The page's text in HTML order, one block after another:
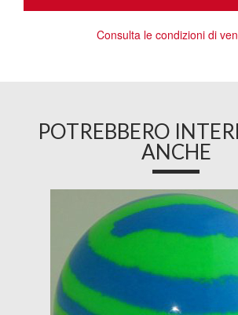
Consulta le condizioni di
POTREBBERO
ANCHE